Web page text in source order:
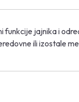
funkcije jajnika i
ili izostale